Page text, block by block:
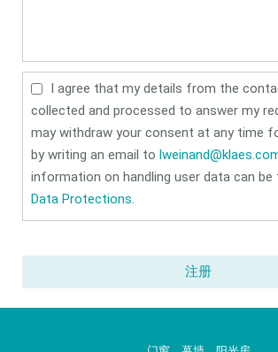
I agree that my details from the
collected and processed to answer my
may withdraw your consent at any time
by writing an email to
information on handling user data can be
Data Protections
注册